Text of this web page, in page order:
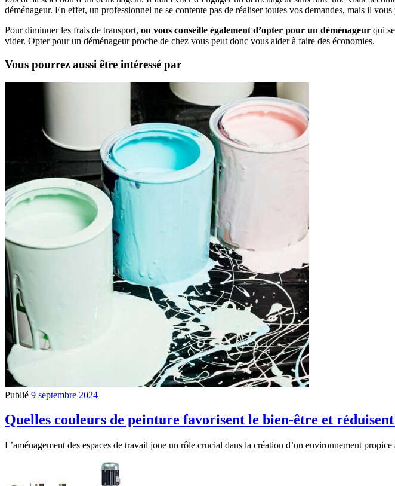
déménageur. En effet, un professionnel ne se contente pas de réaliser toutes vos demandes, mais il
Pour diminuer les frais de transport, on vous conseille également d’opter pour un déménageur qui
vider. Opter pour un déménageur proche de chez vous peut donc vous aider à faire des économies.
Vous pourrez aussi être intéressé par
Publié 9 septembre 2024
Quelles couleurs de peinture favorisent le bien-être et
L’aménagement des espaces de travail joue un rôle crucial dans la création d’un environnement